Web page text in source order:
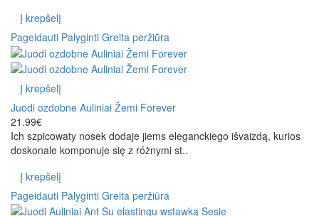
Į krepšelį
Pageidauti Palyginti Greita peržiūra
Į krepšelį
Juodi ozdobne Auliniai Žemi Forever
21.99€
Ich szpicowaty nosek dodaje jiems eleganckiego išvaizdą, kurios
doskonale komponuje się z różnymi st..
Į krepšelį
Pageidauti Palyginti Greita peržiūra